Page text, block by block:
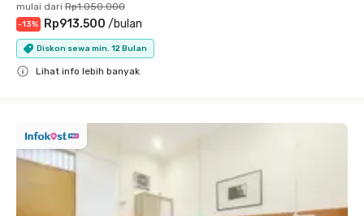
mulai dari Rp1.050.000
-13% Rp913.500 /bulan
Diskon sewa min. 12 Bulan
Lihat info lebih banyak